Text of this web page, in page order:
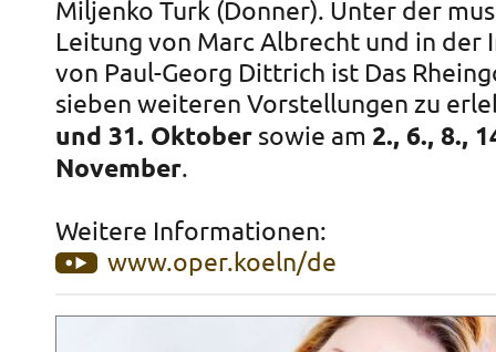
Miljenko Turk (Donner). Unter der
Leitung von Marc Albrecht und in der
von Paul-Georg Dittrich ist Das
sieben weiteren Vorstellungen zu
und 31. Oktober sowie am 2., 6., 8.,
November.
Weitere Informationen:
www.oper.koeln/de